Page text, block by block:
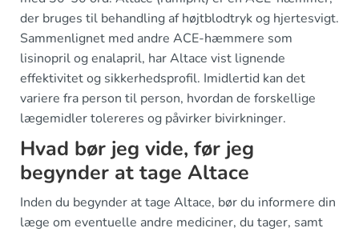
der bruges til behandling af højtblodtryk og hjertesvigt.
Sammenlignet med andre ACE-hæmmere som
lisinopril og enalapril, har Altace vist lignende
effektivitet og sikkerhedsprofil. Imidlertid kan det
variere fra person til person, hvordan de forskellige
lægemidler tolereres og påvirker bivirkninger.
Hvad bør jeg vide, før jeg
begynder at tage Altace
Inden du begynder at tage Altace, bør du informere din
læge om eventuelle andre mediciner, du tager, samt